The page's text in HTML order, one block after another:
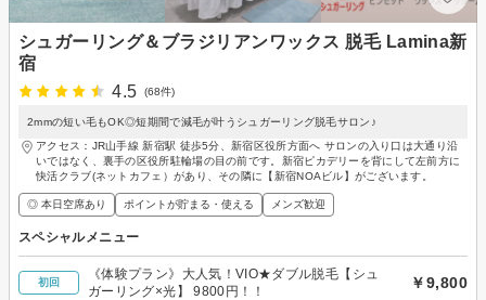
シュガーリング＆ブラジリアンワックス 脱毛 Lamina新
宿
4.5
(68件)
2mmの短い毛もOK◎短期間で減毛が叶うシュガーリング脱毛サロン♪
アクセス：JR山手線 新宿駅 徒歩5分、新宿区役所方面へ サロンの入り口は大通り沿
いではなく、裏手の区役所駐輪場の目の前です。新宿ピカデリーを背にして左前方に
快活クラブ(ネットカフェ）があり、その隣に【新宿NOAビル】がございます。
◎ 本日空席あり ポイントが貯まる・使える メンズ歓迎
スペシャルメニュー
初回
《体験プラン》大人気！VIO★ダブル脱毛【シュ
ガーリング×光】 9800円！！
￥9,800